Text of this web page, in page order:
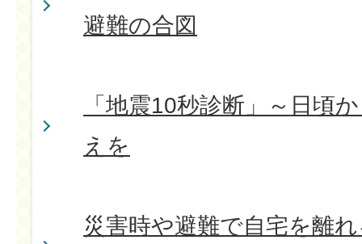
避難の合図
「地震10秒診断」～日頃
えを
災害時や避難で自宅を離